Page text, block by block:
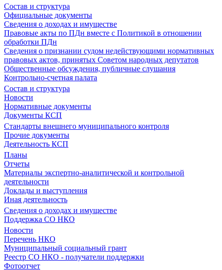
Состав и структура
Официальные документы
Сведения о доходах и имуществе
Правовые акты по ПДн вместе с Политикой в отношении
обработки ПДн
Сведения о признании судом недействующими нормативных
правовых актов, принятых Советом народных депутатов
Общественные обсуждения, публичные слушания
Контрольно-счетная палата
Состав и структура
Новости
Нормативные документы
Документы КСП
Стандарты внешнего муниципального контроля
Прочие документы
Деятельность КСП
Планы
Отчеты
Материалы экспертно-аналитической и контрольной
деятельности
Доклады и выступления
Иная деятельность
Сведения о доходах и имуществе
Поддержка СО НКО
Новости
Перечень НКО
Муниципальный социальный грант
Реестр СО НКО - получатели поддержки
Фотоотчет